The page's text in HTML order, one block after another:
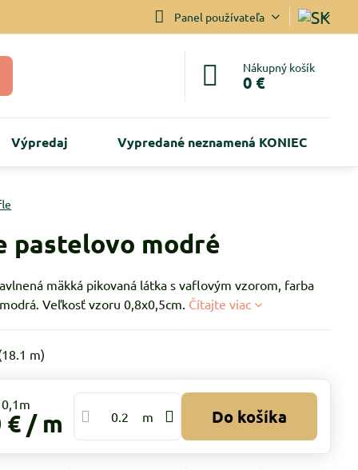
Panel používateľa
Nákupný košík
0 €
Výpredaj Vypredané neznamená KONIEC
pastelovo modré
mäkká pikovaná látka s vaflovým vzorom, farba
Veľkosť vzoru 0,8x0,5cm. Čítajte viac
18.1 m)
€ / m m Do košíka